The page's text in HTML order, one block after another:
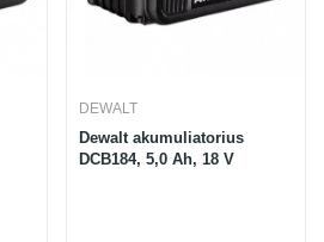
DEWALT
Dewalt akumuliatorius
DCB184, 5,0 Ah, 18 V